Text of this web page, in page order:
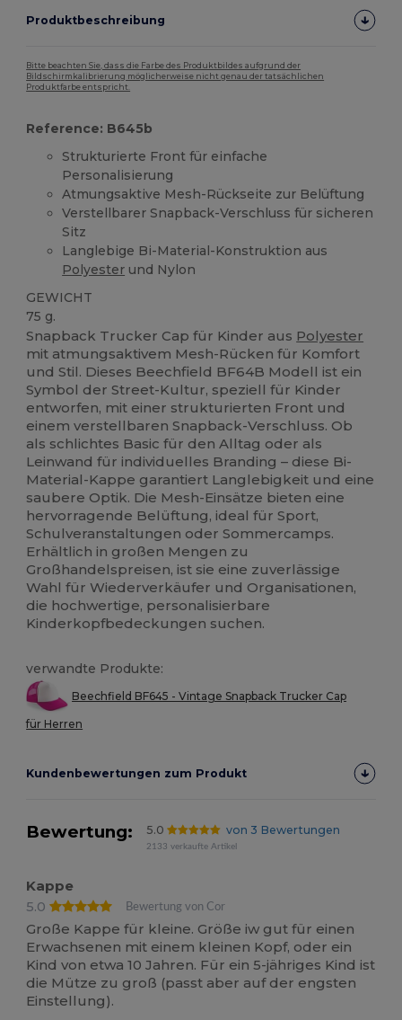
Produktbeschreibung
Bitte beachten Sie, dass die Farbe des Produktbildes aufgrund der
Bildschirmkalibrierung möglicherweise nicht genau der tatsächlichen
Produktfarbe entspricht.
Reference: B645b
Strukturierte Front für einfache
Personalisierung
Atmungsaktive Mesh-Rückseite zur Belüftung
Verstellbarer Snapback-Verschluss für sicheren
Sitz
Langlebige Bi-Material-Konstruktion aus
Polyester und Nylon
GEWICHT
75 g.
Snapback Trucker Cap für Kinder aus Polyester
mit atmungsaktivem Mesh-Rücken für Komfort
und Stil. Dieses Beechfield BF64B Modell ist ein
Symbol der Street-Kultur, speziell für Kinder
entworfen, mit einer strukturierten Front und
einem verstellbaren Snapback-Verschluss. Ob
als schlichtes Basic für den Alltag oder als
Leinwand für individuelles Branding – diese Bi-
Material-Kappe garantiert Langlebigkeit und eine
saubere Optik. Die Mesh-Einsätze bieten eine
hervorragende Belüftung, ideal für Sport,
Schulveranstaltungen oder Sommercamps.
Erhältlich in großen Mengen zu
Großhandelspreisen, ist sie eine zuverlässige
Wahl für Wiederverkäufer und Organisationen,
die hochwertige, personalisierbare
Kinderkopfbedeckungen suchen.
verwandte Produkte:
Beechfield BF645 - Vintage Snapback Trucker Cap
für Herren
Kundenbewertungen zum Produkt
Bewertung: 5.0 von 3 Bewertungen
2133 verkaufte Artikel
Kappe
5.0
Bewertung von Cor
Große Kappe für kleine. Größe iw gut für einen
Erwachsenen mit einem kleinen Kopf, oder ein
Kind von etwa 10 Jahren. Für ein 5-jähriges Kind ist
die Mütze zu groß (passt aber auf der engsten
Einstellung).